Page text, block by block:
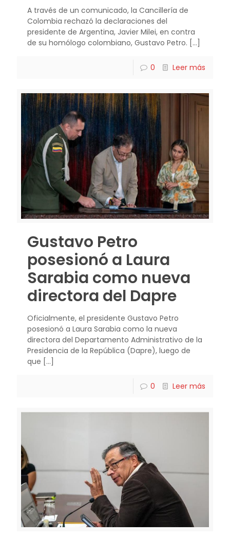
A través de un comunicado, la Cancillería de
Colombia rechazó la declaraciones del
presidente de Argentina, Javier Milei, en contra
de su homólogo colombiano, Gustavo Petro. […]
0 Leer más
Gustavo Petro
posesionó a Laura
Sarabia como nueva
directora del Dapre
Oficialmente, el presidente Gustavo Petro
posesionó a Laura Sarabia como la nueva
directora del Departamento Administrativo de la
Presidencia de la República (Dapre), luego de
que […]
0 Leer más